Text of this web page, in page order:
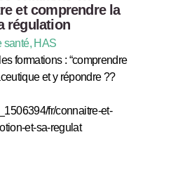
et comprendre la
régulation
santé, HAS
formations : “comprendre
et y répondre ??
fr/connaitre-et-
et-sa-regulat